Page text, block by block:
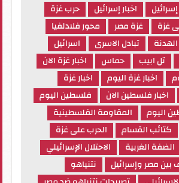
إسرائيل اخبار إسرائيل
حرب غزة
غزة
غزة مصر
محور فلادلفيا
تبادل الاسرى
اسرائيل
تل ابيب حماس
اخبار غزة الان
اخبار غزة اليوم
اخبار غزة
اخبار فلسطين الان
فلسطين اليوم
اليوم
المقاومة الفلسطينية
كتائب القسام
الحرب على غزة
الضفة الغربية
الاحتلال الإسرائيلي
بين مصر وإسرائيل
نتنياهو